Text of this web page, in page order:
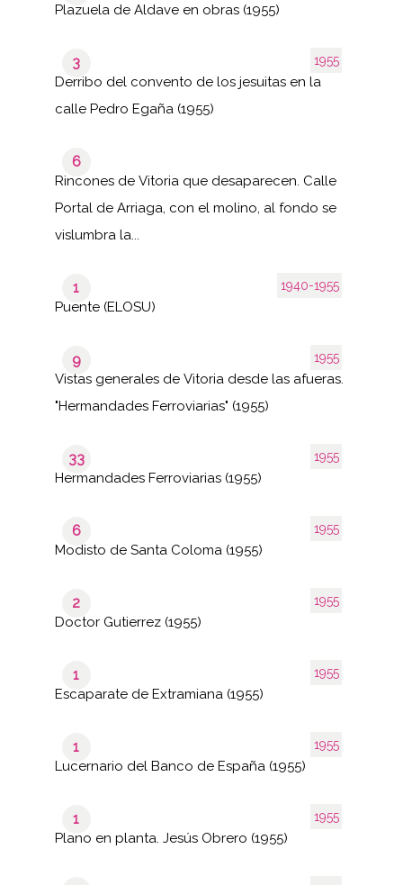
Plazuela de Aldave en obras (1955)
1955
3
Derribo del convento de los jesuitas en la
calle Pedro Egaña (1955)
6
Rincones de Vitoria que desaparecen. Calle
Portal de Arriaga, con el molino, al fondo se
vislumbra la...
1940-1955
1
Puente (ELOSU)
1955
9
Vistas generales de Vitoria desde las afueras.
"Hermandades Ferroviarias" (1955)
1955
33
Hermandades Ferroviarias (1955)
1955
6
Modisto de Santa Coloma (1955)
1955
2
Doctor Gutierrez (1955)
1955
1
Escaparate de Extramiana (1955)
1955
1
Lucernario del Banco de España (1955)
1955
1
Plano en planta. Jesús Obrero (1955)